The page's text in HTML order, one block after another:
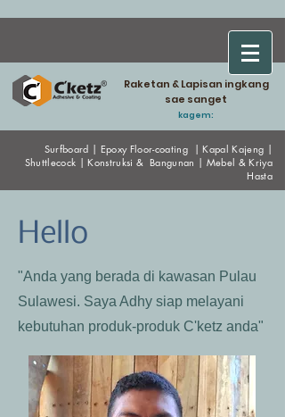
Raketan & Lapisan ingkang
sae sanget
kagem:
Surfboard | Epoxy Floor-coating |Kapal Kajeng |
Shuttlecock |Konstruksi & Bangunan | Mebel & Kriya
Hasta
Hello
"Anda yang berada di kawasan Pulau
Sulawesi. Saya Adhy siap melayani
kebutuhan produk-produk C'ketz anda"